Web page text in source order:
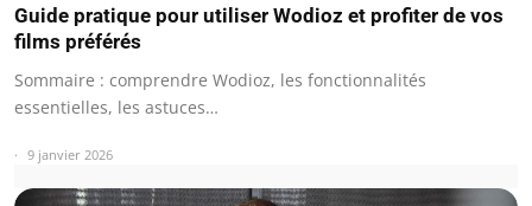
Guide pratique pour utiliser Wodioz et profiter de vos
films préférés
Sommaire : comprendre Wodioz, les fonctionnalités
essentielles, les astuces…
9 janvier 2026